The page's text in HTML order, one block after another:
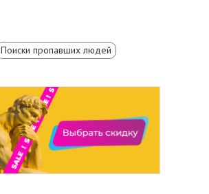
Поиски пропавших людей